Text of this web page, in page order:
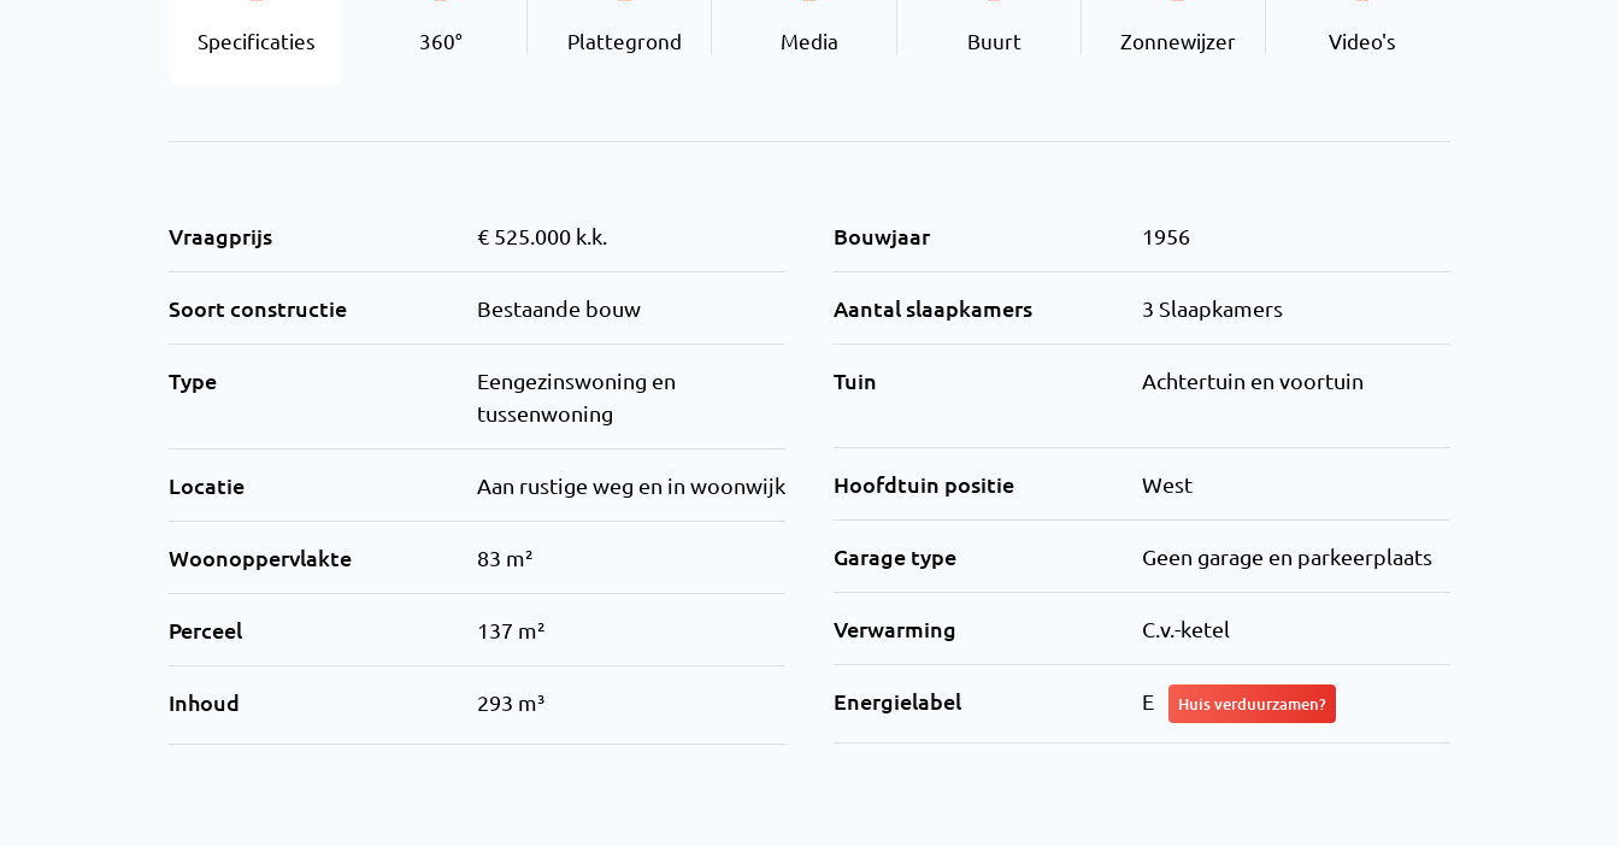
Specificaties 360° Plattegrond Media Buurt Zonnewijzer Video's
Vraagprijs € 525.000 k.k.
Soort constructie Bestaande bouw
Type
Eengezinswoning en
tussenwoning
Locatie Aan rustige weg en in woonwijk
Woonoppervlakte 83 m²
Perceel 137 m²
Inhoud 293 m³
Bouwjaar 1956
Aantal slaapkamers 3 Slaapkamers
Tuin Achtertuin en voortuin
Hoofdtuin positie West
Garage type Geen garage en parkeerplaats
Verwarming C.v.-ketel
Energielabel E Huis verduurzamen?